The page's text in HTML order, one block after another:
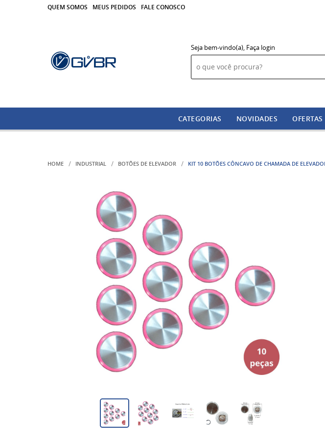
QUEM SOMOS MEUS PEDIDOS FALE CONOSCO
Seja bem-vindo(a), Faça login
CATEGORIAS NOVIDADES OFERTAS
HOME INDUSTRIAL BOTÕES DE ELEVADOR KIT 10 BOTÕES CÔNCAVO DE CHAMADA DE